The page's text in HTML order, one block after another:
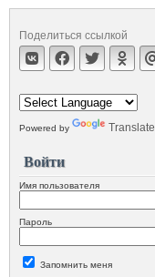
Поделиться ссылкой
Powered by Translate
Войти
Имя пользователя
Пароль
Запомнить меня